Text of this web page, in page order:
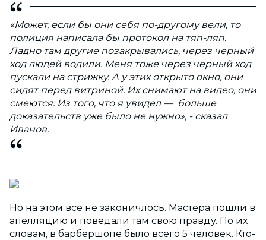
«Может, если бы они себя по-другому вели, то
полиция написала бы протокол на тяп-ляп.
Ладно там другие позакрывались, через черный
ход людей водили. Меня тоже через черный ход
пускали на стрижку. А у этих открыто окно, они
сидят перед витриной. Их снимают на видео, они
смеются. Из того, что я увидел — больше
доказательств уже было не нужно», - сказал
Иванов.
Но на этом все не законичлось. Мастера пошли в
апелляцию и поведали там свою правду. По их
словам, в барбершопе было всего 5 человек. Кто-